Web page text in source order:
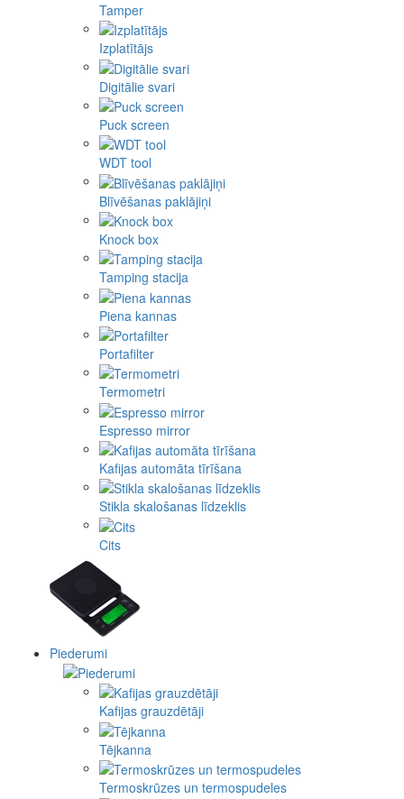
Tamper
Izplatītājs
Digitālie svari
Puck screen
WDT tool
Blīvēšanas paklājiņi
Knock box
Tamping stacija
Piena kannas
Portafilter
Termometri
Espresso mirror
Kafijas automāta tīrīšana
Stikla skalošanas līdzeklis
Cits
Piederumi
Kafijas grauzdētāji
Tējkanna
Termoskrūzes un termospudeles